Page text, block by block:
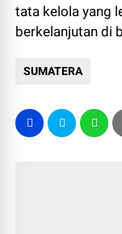
tata kelola yang
berkelanjutan di
SUMATERA